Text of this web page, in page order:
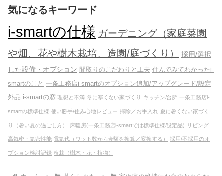
気になるキーワード
i-smartの仕様 ガーデニング（家庭菜園
や畑、花や樹木栽培、造園/庭づくり）
採用/選択
した設備・オプション 間取りのこだわりと工夫 住んでみてわかったi-
smartのこと 一条工務店i-smartのオプション追加/アップグレード/設定
外品 i-smartの窓 理想と不満 冬に寒くない家づくり キッチン/台所 一条工務店i-
smartの標準仕様 使い勝手/住み心地レビュー 掃除／お手入れ 夏に暑くない家づく
り（暑い夏の過ごし方） 床暖房(一条工務店i-smartでは標準仕様/設定品) リビング
高気密・気密性能 電気代（ワット数から金額を換算／変換する） 採用/不採用のオ
プション検討記録 植栽（樹木・花・植物）